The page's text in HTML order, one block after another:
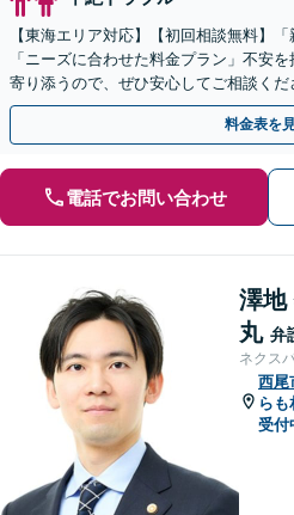
【東海エリア対応】【初回相談無料】
「ニーズに合わせた料金プラン」不安
寄り添うので、ぜひ安心してご相談く
交渉力で、あなたの権利を守ります」
料金表を
電話でお問い合わせ
澤地
丸 弁
ネクス
西尾
らも
受付